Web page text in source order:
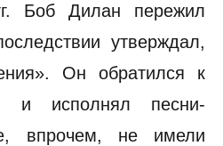
Боб Дилан пережил
утверждал,
Он обратился к
и исполнял песни-
впрочем, не имели